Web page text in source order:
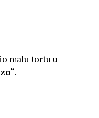
malu tortu u
.